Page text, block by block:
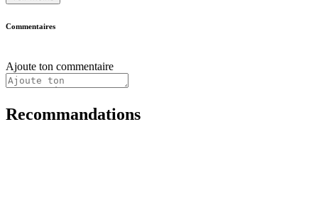
Commentaires
Ajoute ton commentaire
Recommandations